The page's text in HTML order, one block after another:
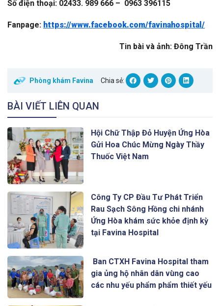
Số điện thoại: 02433. 989 666 – 0963 396115
Fanpage: https://www.facebook.com/favinahospital/
Tin bài và ảnh: Đông Trần
Phòng khám Favina Chia sẻ:
BÀI VIẾT LIÊN QUAN
Hội Chữ Thập Đỏ Huyện Ứng Hòa
Gửi Hoa Chúc Mừng Ngày Thầy
Thuốc Việt Nam
Công Ty CP Đầu Tư Phát Triển
Rau Sạch Sông Hồng chi nhánh
Ứng Hòa khám sức khỏe định kỳ
tại Favina Hospital
Ban CTXH Favina Hospital tham
gia ủng hộ nhân dân vùng cao
các nhu yếu phẩm phẩm thiết yếu